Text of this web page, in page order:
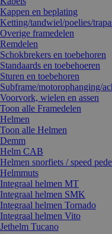
Kappen en beplating
Ketting/tandwiel/poelies/
Overige framedelen
Remdelen
Schokbrekers en toebehoren
Standaards en toebehoeren
Sturen en toebehoren
Subframe/motorophanging/
Voorvork, wielen en assen
Toon alle Framedelen
Helmen
Toon alle Helmen
Demm
Helm CAB
Helmen snorfiets / speed
Helmmuts
Integraal helmen MT
Integraal helmen SMK
Integraal helmen Tornado
Integraal helmen Vito
Jethelm Tucano